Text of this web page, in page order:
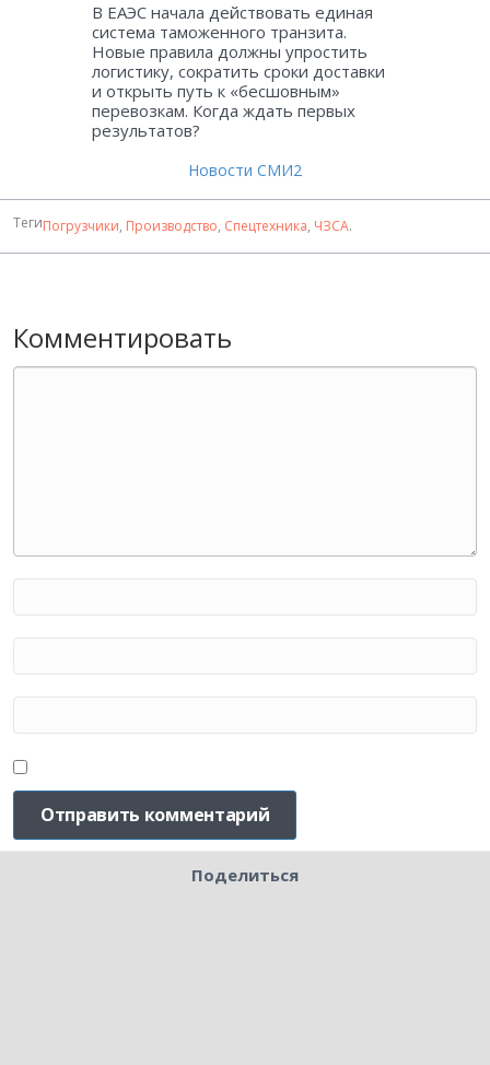
В ЕАЭС начала действовать единая
система таможенного транзита.
Новые правила должны упростить
логистику, сократить сроки доставки
и открыть путь к «бесшовным»
перевозкам. Когда ждать первых
результатов?
Новости СМИ2
ТегиПогрузчики, Производство, Спецтехника, ЧЗСА.
Комментировать
Поделиться